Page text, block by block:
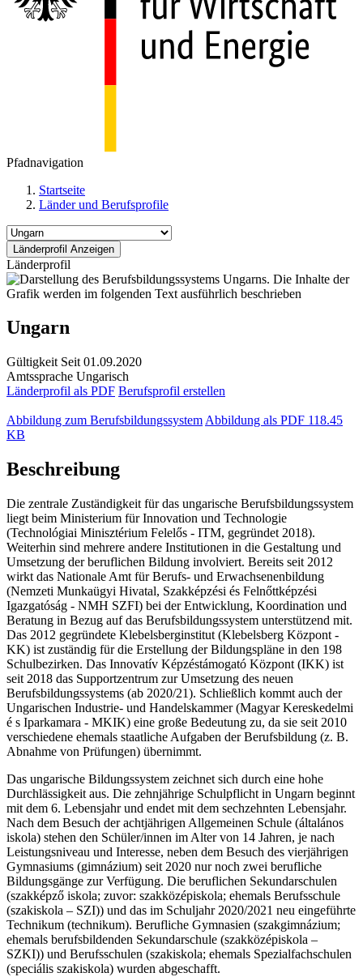
Pfadnavigation
Startseite
Länder und Berufsprofile
Länderprofil
Ungarn
Gültigkeit Seit 01.09.2020
Amtssprache Ungarisch
Länderprofil als PDF Berufsprofil erstellen
Abbildung zum Berufsbildungssystem Abbildung als PDF 118.45
KB
Beschreibung
Die zentrale Zuständigkeit für das ungarische Berufsbildungssystem
liegt beim Ministerium für Innovation und Technologie
(Technológiai Minisztérium Felelős - ITM, gegründet 2018).
Weiterhin sind mehrere andere Institutionen in die Gestaltung und
Umsetzung der beruflichen Bildung involviert. Bereits seit 2012
wirkt das Nationale Amt für Berufs- und Erwachsenenbildung
(Nemzeti Munkaügyi Hivatal, Szakképzési és Felnőttképzési
Igazgatóság - NMH SZFI) bei der Entwicklung, Koordination und
Beratung in Bezug auf das Berufsbildungssystem unterstützend mit.
Das 2012 gegründete Klebelsberginstitut (Klebelsberg Központ -
KK) ist zuständig für die Erstellung der Bildungspläne in den 198
Schulbezirken. Das Innovatív Képzéstámogató Központ (IKK) ist
seit 2018 das Supportzentrum zur Umsetzung des neuen
Berufsbildungssystems (ab 2020/21). Schließlich kommt auch der
Ungarischen Industrie- und Handelskammer (Magyar Kereskedelmi
é s Iparkamara - MKIK) eine große Bedeutung zu, da sie seit 2010
verschiedene ehemals staatliche Aufgaben der Berufsbildung (z. B.
Abnahme von Prüfungen) übernimmt.
Das ungarische Bildungssystem zeichnet sich durch eine hohe
Durchlässigkeit aus. Die zehnjährige Schulpflicht in Ungarn beginnt
mit dem 6. Lebensjahr und endet mit dem sechzehnten Lebensjahr.
Nach dem Besuch der achtjährigen Allgemeinen Schule (általános
iskola) stehen den Schüler/innen im Alter von 14 Jahren, je nach
Leistungsniveau und Interesse, neben dem Besuch des vierjährigen
Gymnasiums (gimnázium) seit 2020 nur noch zwei berufliche
Bildungsgänge zur Verfügung. Die beruflichen Sekundarschulen
(szakképző iskola; zuvor: szakközépiskola; ehemals Berufsschule
(szakiskola – SZI)) und das im Schuljahr 2020/2021 neu eingeführte
Technikum (technikum). Berufliche Gymnasien (szakgimnázium;
ehemals berufsbildenden Sekundarschule (szakközépiskola –
SZKI)) und Berufsschulen (szakiskola; ehemals Spezialfachschulen
(speciális szakiskola) wurden abgeschafft.